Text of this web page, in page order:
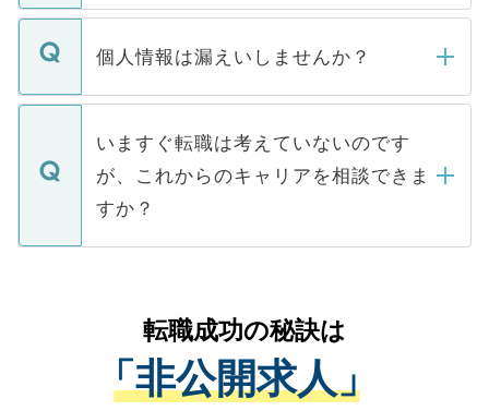
ません。
■応募殺到を避けるため 人気のある医療機
関を公にしてしまうと、応募が殺到する場
に、医療機関が求める条件に合った人材の
みを人材紹介会社に依頼するケースが増え
ています。
転職・入職を強要することは一切ありませ
ん。また、仮に応募先から内定をいただい
定を承諾する必要はありません。内定先へ
の辞退の連絡はキャリアパートナーが行い
個人情報は漏えいしませんか？
個人情報が漏えいすることはありませんの
で、ご安心ください。当サイトからの登録
などで収集したご登録者様の個人情報は、
ご本人のキャリアアップおよび転職活動の
支援を目的に使用いたします。お預かりし
ているすべての個人データはご本人の許可
は、個人情報の取り扱いについての厳密な
管理基準を満たした事業者のみに付与され
る、プライバシーマークを取得済みです。
いますぐ転職は考えていないのです
が、これからのキャリアを相談できま
すか？
かがいして、現在の医療機関の状況や紹介
経験をまじえながら、適切なアドバイスを
させていただきます。すぐにご転職をされ
ない方には、長期的なサポートが可能です
転職成功の秘訣は
「非公開求人」